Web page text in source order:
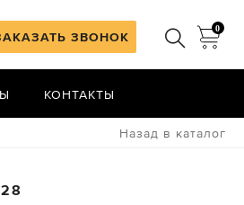
ЗВОНОК
0
КОНТАКТЫ
Назад в каталог